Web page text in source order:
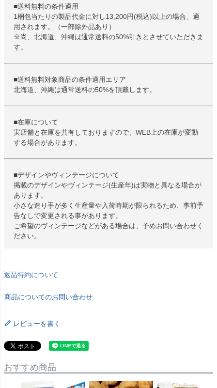
■送料無料の条件適用
1梱包当たりの製品代金に対し13,200円(税込)以上の場合、適
用されます。（一部除外品あり）
※尚、北海道、沖縄は通常送料の50%引きとさせていただきま
す。
■送料無料対象商品の条件適用エリア
北海道、沖縄は通常送料の50%を頂戴します。
■在庫について
実店舗と在庫を共有しておりますので、WEB上の在庫が変動
する場合があります。
■デザインやヴィンテージについて
掲載のデザインやヴィンテージ(生産年)は実物と異なる場合が
あります。
小さな造り手が多く生産量や入荷時期が限られるため、事前予
告なしで変更される事があります。
ご希望のヴィンテージなどがある場合は、予めお問い合わせく
ださい。
返品特約について
商品についてのお問い合わせ
レビューを書く
おすすめ商品